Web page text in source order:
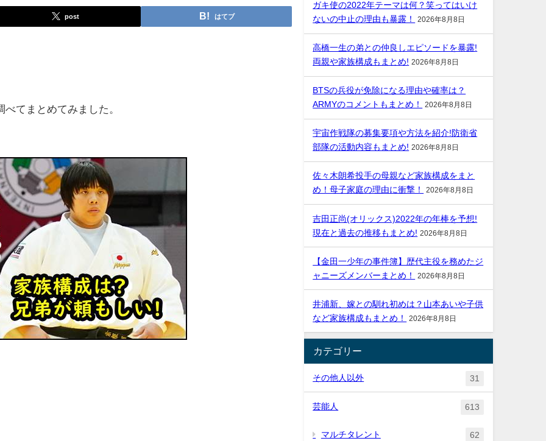
post はてブ
てまとめてみました。
ガキ使の2022年テーマは何？笑ってはいけ
ないの中止の理由も暴露！
2026年8月8日
高橋一生の弟との仲良しエピソードを暴露!
両親や家族構成もまとめ! 2026年8月8日
BTSの兵役が免除になる理由や確率は？
ARMYのコメントもまとめ！
2026年8月8日
宇宙作戦隊の募集要項や方法を紹介!防衛省
部隊の活動内容もまとめ! 2026年8月8日
佐々木朗希投手の母親など家族構成をまと
め！母子家庭の理由に衝撃！
2026年8月8日
吉田正尚(オリックス)2022年の年棒を予想!
現在と過去の推移もまとめ! 2026年8月8日
【金田一少年の事件簿】歴代主役を務めたジ
ャニーズメンバーまとめ！
2026年8月8日
井浦新、嫁との馴れ初めは？山本あいや子供
など家族構成もまとめ！
2026年8月8日
カテゴリー
その他人以外 31
芸能人 613
マルチタレント 62